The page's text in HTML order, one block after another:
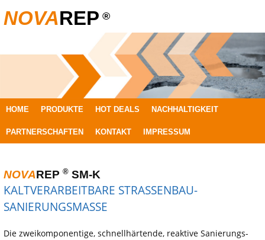
NOVAREP ®
SPRINGE
ZUM
HOME PRODUKTE HOT DEALS NACHHALTIGKEIT
PARTNERSCHAFTEN KONTAKT IMPRESSUM
NOVAREP ® SM-K
KALTVERARBEITBARE STRASSENBAU-
SANIERUNGSMASSE
Die zweikomponentige, schnellhärtende, reaktive Sanierungs-